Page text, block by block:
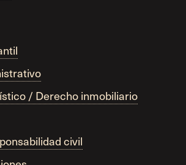
/ Derecho inmobiliario
civil